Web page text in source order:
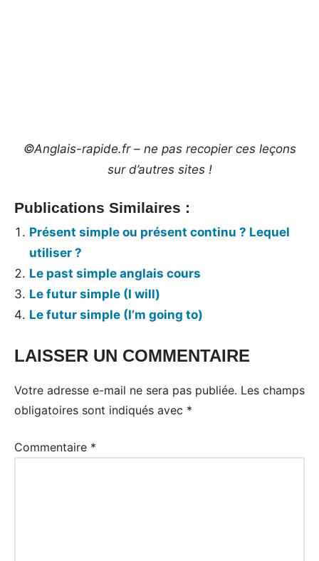
©Anglais-rapide.fr – ne pas recopier ces leçons
sur d’autres sites !
Publications Similaires :
Présent simple ou présent continu ? Lequel
utiliser ?
Le past simple anglais cours
Le futur simple (I will)
Le futur simple (I’m going to)
Tags:
temps
en
LAISSER UN COMMENTAIRE
Votre adresse e-mail ne sera pas publiée. Les champs
obligatoires sont indiqués avec *
Commentaire *